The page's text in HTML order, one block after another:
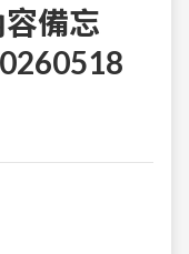
容備忘